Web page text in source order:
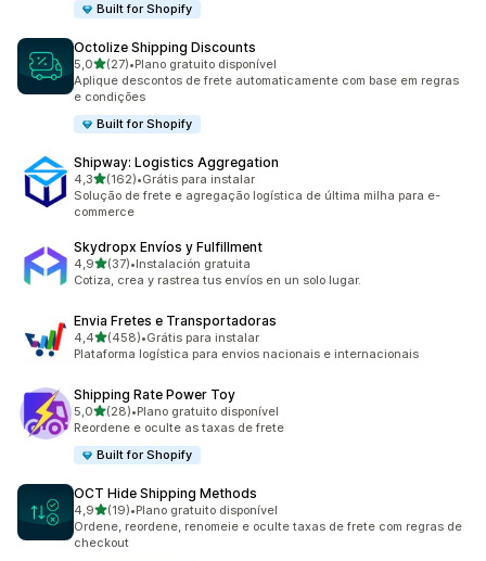
Built for Shopify
Octolize Shipping Discounts
5,0de 5 estrelas
(27)
27 avaliações ao todo
•Plano gratuito disponível
Aplique descontos de frete automaticamente com base em regras
e condições
Built for Shopify
Shipway: Logistics Aggregation
4,3de 5 estrelas
(162)
162 avaliações ao todo
•Grátis para instalar
Solução de frete e agregação logística de última milha para e-
commerce
Skydropx Envíos y Fulfillment
4,9de 5 estrelas
(37)
37 avaliações ao todo
•Instalación gratuita
Cotiza, crea y rastrea tus envíos en un solo lugar.
Envia Fretes e Transportadoras
4,4de 5 estrelas
(458)
458 avaliações ao todo
•Grátis para instalar
Plataforma logística para envios nacionais e internacionais
Shipping Rate Power Toy
5,0de 5 estrelas
(28)
28 avaliações ao todo
•Plano gratuito disponível
Reordene e oculte as taxas de frete
Built for Shopify
OCT Hide Shipping Methods
4,9de 5 estrelas
(19)
19 avaliações ao todo
•Plano gratuito disponível
Ordene, reordene, renomeie e oculte taxas de frete com regras de
checkout